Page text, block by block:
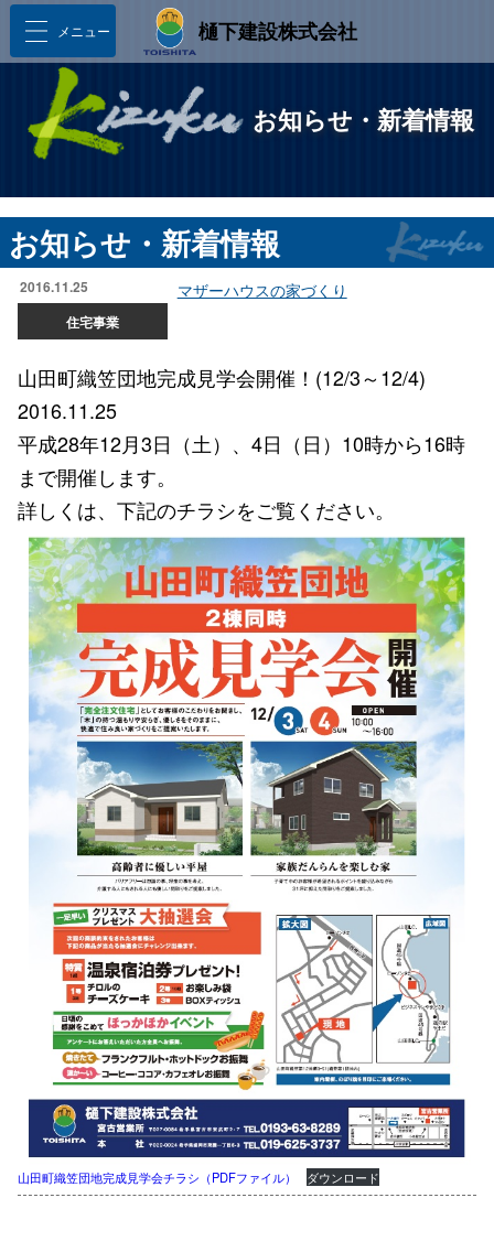
お知らせ・新着情報
メニュー 樋󠄀下建設株式会社
お知らせ・新着情報
2016.11.25
住宅事業
マザーハウスの家づくり
山田町織笠団地完成見学会開催！(12/3～12/4)
2016.11.25
平成28年12月3日（土）、4日（日）10時から16時
まで開催します。
詳しくは、下記のチラシをご覧ください。
山田町織笠団地完成見学会チラシ（PDFファイル） ダウンロード